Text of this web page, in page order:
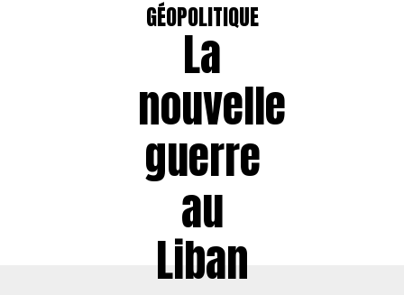
GÉOPOLITIQUE
La
nouvelle
guerre
au
Liban